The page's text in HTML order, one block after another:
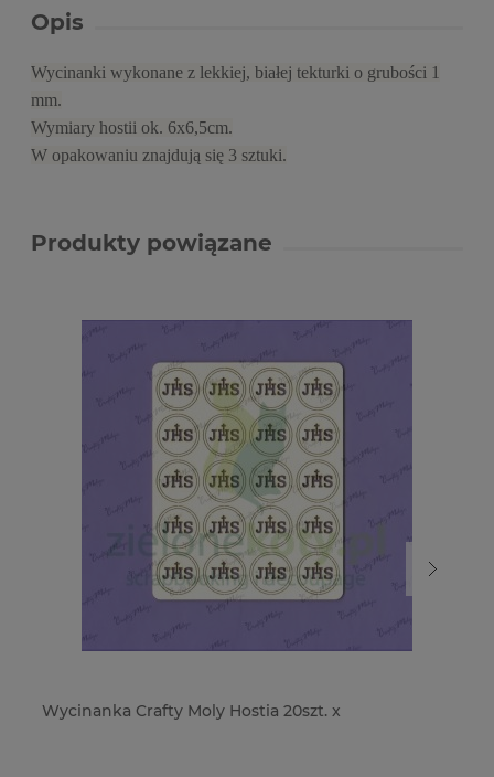
Opis
Wycinanki wykonane z lekkiej, białej tekturki o grubości 1
mm.
Wymiary hostii ok. 6x6,5cm.
W opakowaniu znajdują się 3 sztuki.
Produkty powiązane
Wycinanka Crafty Moly Hostia 20szt. x